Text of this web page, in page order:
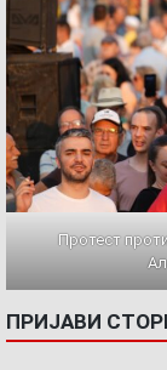
Протест
ПРИЈАВИ